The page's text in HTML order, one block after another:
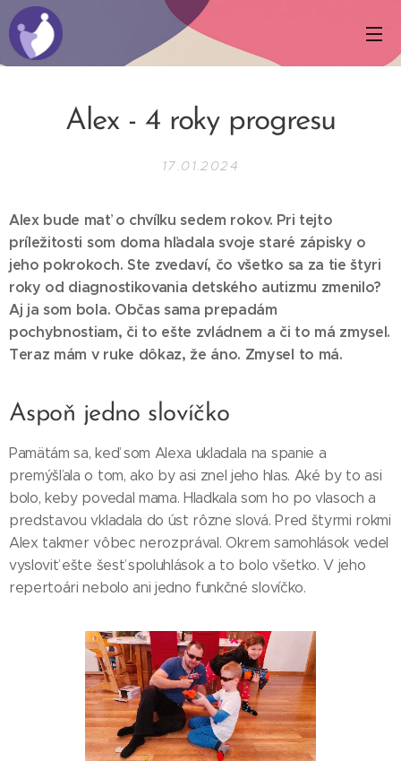
Alex - 4 roky progresu
17.01.2024
Alex bude mať o chvíľku sedem rokov. Pri tejto
príležitosti som doma hľadala svoje staré zápisky o
jeho pokrokoch. Ste zvedaví, čo všetko sa za tie štyri
roky od diagnostikovania detského autizmu zmenilo?
Aj ja som bola. Občas sama prepadám
pochybnostiam, či to ešte zvládnem a či to má zmysel.
Teraz mám v ruke dôkaz, že áno. Zmysel to má.
Aspoň jedno slovíčko
Pamätám sa, keď som Alexa ukladala na spanie a
premýšľala o tom, ako by asi znel jeho hlas. Aké by to asi
bolo, keby povedal mama. Hladkala som ho po vlasoch a
predstavou vkladala do úst rôzne slová. Pred štyrmi rokmi
Alex takmer vôbec nerozprával. Okrem samohlások vedel
vysloviť ešte šesť spoluhlások a to bolo všetko. V jeho
repertoári nebolo ani jedno funkčné slovíčko.